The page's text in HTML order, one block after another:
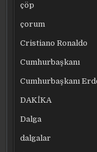
çöp
çorum
Cristiano Ronaldo
Cumhurbaşkanı
Cumhurbaşkanı
DAKİKA
Dalga
dalgalar